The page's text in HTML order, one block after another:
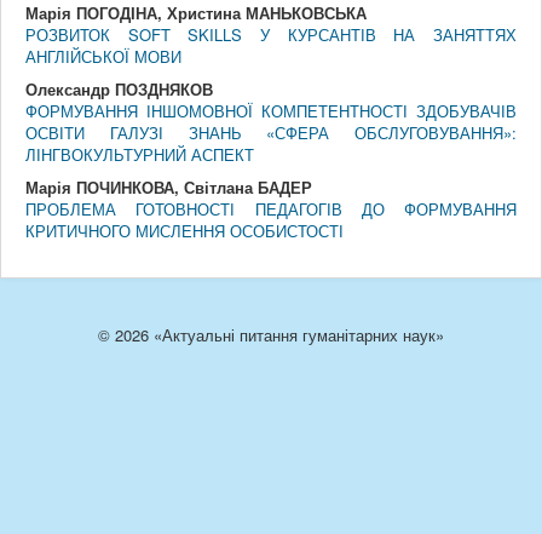
Марія ПОГОДІНА, Христина МАНЬКОВСЬКА
РОЗВИТОК SOFT SKILLS У КУРСАНТІВ НА ЗАНЯТТЯХ
АНГЛІЙСЬКОЇ МОВИ
Олександр ПОЗДНЯКОВ
ФОРМУВАННЯ ІНШОМОВНОЇ КОМПЕТЕНТНОСТІ ЗДОБУВАЧІВ
ОСВІТИ ГАЛУЗІ ЗНАНЬ «СФЕРА ОБСЛУГОВУВАННЯ»:
ЛІНГВОКУЛЬТУРНИЙ АСПЕКТ
Марія ПОЧИНКОВА, Світлана БАДЕР
ПРОБЛЕМА ГОТОВНОСТІ ПЕДАГОГІВ ДО ФОРМУВАННЯ
КРИТИЧНОГО МИСЛЕННЯ ОСОБИСТОСТІ
© 2026 «Актуальні питання гуманітарних наук»